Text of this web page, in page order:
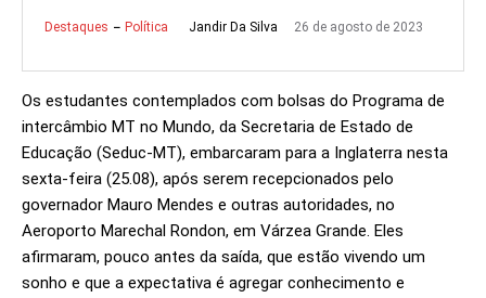
Destaques Política Jandir Da Silva 26 de agosto de 2023
Os estudantes contemplados com bolsas do Programa de
intercâmbio MT no Mundo, da Secretaria de Estado de
Educação (Seduc-MT), embarcaram para a Inglaterra nesta
sexta-feira (25.08), após serem recepcionados pelo
governador Mauro Mendes e outras autoridades, no
Aeroporto Marechal Rondon, em Várzea Grande. Eles
afirmaram, pouco antes da saída, que estão vivendo um
sonho e que a expectativa é agregar conhecimento e